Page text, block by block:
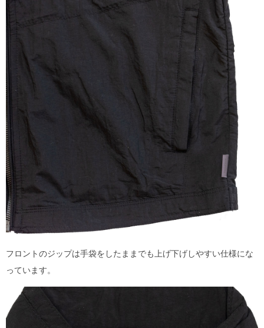
フロントのジップは手袋をしたままでも上げ下げしやすい仕様にな
っています。